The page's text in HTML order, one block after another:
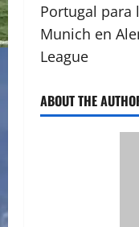
Portugal para
Munich en
League
ABOUT THE